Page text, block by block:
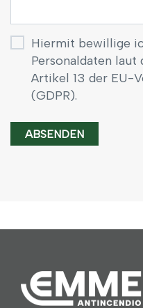
Zusätzlich
Hiermit bewillige
Personaldaten laut
Artikel 13 der EU-
(GDPR).